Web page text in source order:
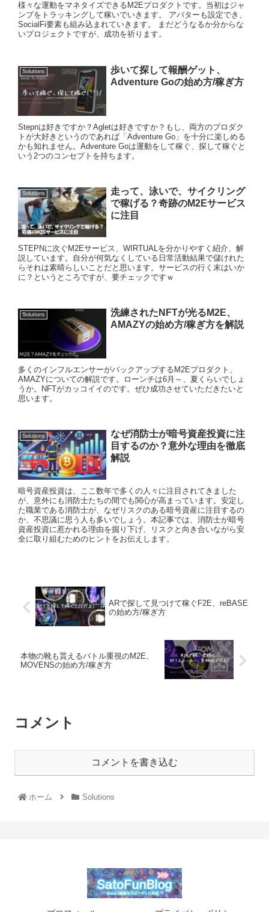
様々な運動をマネタイズできるM2Eプロダクトです。当初はジャ
ンプをトラッキングして稼いでいきます。 アバターも設定でき、
SocialFi要素も組み込まれていきます。 まだどうなるか分からな
いプロジェクトですが、成功を祈ります。
Solutions
歩いて探して報酬ゲット、
Adventure Goの始め方/稼ぎ方
Stepnは好きですか？Agletは好きですか？もし、両方のプロダク
トが大好きというのであれば「Adventure Go」を十分に楽しめる
かも知れません。Adventure Goは運動をして稼ぐ、探して稼ぐと
いう2つのコンセプトを持ちます。
Solutions
走って、泳いで、サイクリング
で稼げる？奇跡のM2Eサービス
に注目
STEPNに次ぐM2Eサービス、WIRTUALを分かりやすく紹介、解
説しています。自分が何気なくしている日常活動結果で儲けれた
らそれは素晴らしいことだと思います。サービスの行く末はいか
に？というところですが、要チェックですｗ
Solutions
洗練されたNFTが光るM2E、
AMAZYの始め方/稼ぎ方を解説
多くのインフルエンサーがバックアップするM2Eプロダクト、
AMAZYについての解説です。ローンチは6月～、夏くらいでしょ
うか。NFTがカッコイイのです。ぜひ成功させていただきたいと
思います。
Solutions
なぜ消防士が暗号資産投資に注
目するのか？意外な理由を徹底
解説
暗号資産投資は、ここ数年で多くの人々に注目されてきました
が、意外にも消防士たちの間でも関心が高まっています。安定し
た職業である消防士が、なぜリスクのある暗号資産に注目するの
か、不思議に思う人も多いでしょう。本記事では、消防士が暗号
資産投資に惹かれる理由を掘り下げ、リスクと向き合いながら安
全に取り組むためのヒントをお伝えします。
ARで探して見つけて稼ぐF2E、reBASE
の始め方/稼ぎ方
本物の靴も貰えるバトル重視のM2E、
MOVENSの始め方/稼ぎ方
コメント
コメントを書き込む
ホーム Solutions